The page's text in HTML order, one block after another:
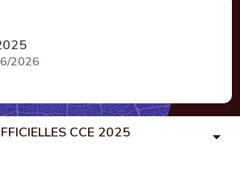
2026
CCE 2025